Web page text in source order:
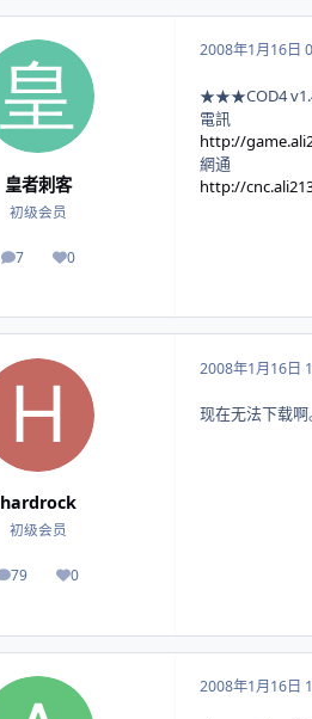
皇者刺客
初级会员
7
帖子 0
荣誉积分
2008年1月16日
★★★COD4
電訊
http://
網通
http://
hardrock
初级会员
79
帖子 0
荣誉积分
2008年1月16日
现在无法下载啊
2008年1月16日